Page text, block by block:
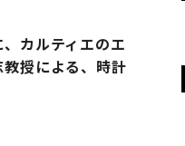
カルティエのエ
授による、時計